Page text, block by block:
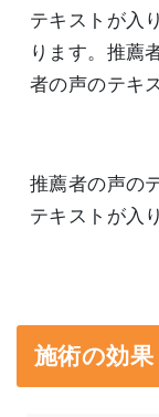
テキストが入
ります。推薦
者の声のテキ
推薦者の声の
テキストが入
施術の効果